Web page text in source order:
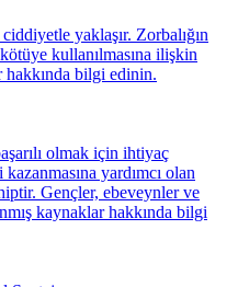
yaklaşır. Zorbalığın
kullanılmasına ilişkin
hakkında bilgi edinin.
olmak için ihtiyaç
yardımcı olan
Gençler, ebeveynler ve
kaynaklar hakkında bilgi